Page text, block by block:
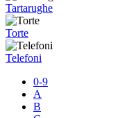
Tartarughe
Torte
Telefoni
0-9
A
B